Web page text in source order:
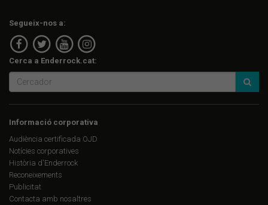
Segueix-nos a:
Cerca a Enderrock.cat:
Informació corporativa
Audiència certificada OJD
Notícies corporatives
Història d'Enderrock
Reconeixements
Publicitat
Contacta amb nosaltres